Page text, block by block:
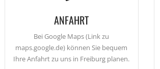
ANFAHRT
Bei Google Maps (Link zu
maps.google.de) können Sie bequem
Ihre Anfahrt zu uns in Freiburg planen.